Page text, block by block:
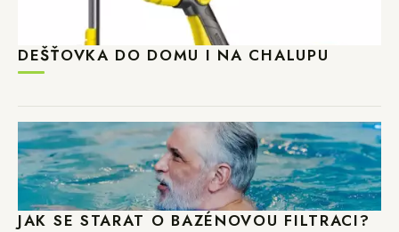
DEŠŤOVKA DO DOMU I NA CHALUPU
JAK SE STARAT O BAZÉNOVOU FILTRACI?